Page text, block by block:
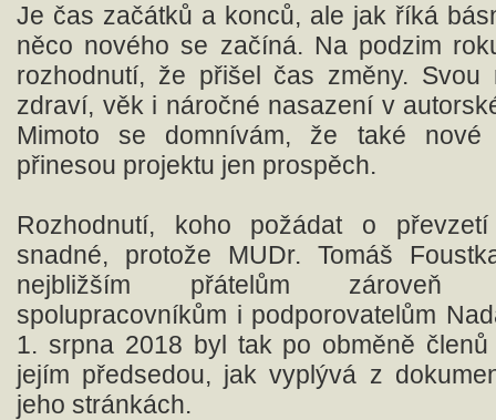
Je čas začátků a konců, ale jak říká
něco nového se začíná. Na podzim
rozhodnutí, že přišel čas změny.
zdraví, věk i náročné nasazení v
Mimoto se domnívám, že také nové
přinesou projektu jen prospěch.
Rozhodnutí, koho požádat o
snadné, protože MUDr. Tomáš
nejbližším přátelům zároveň
spolupracovníkům i podporovatelům
1. srpna 2018 byl tak po obměně
jejím předsedou, jak vyplývá z
jeho stránkách.